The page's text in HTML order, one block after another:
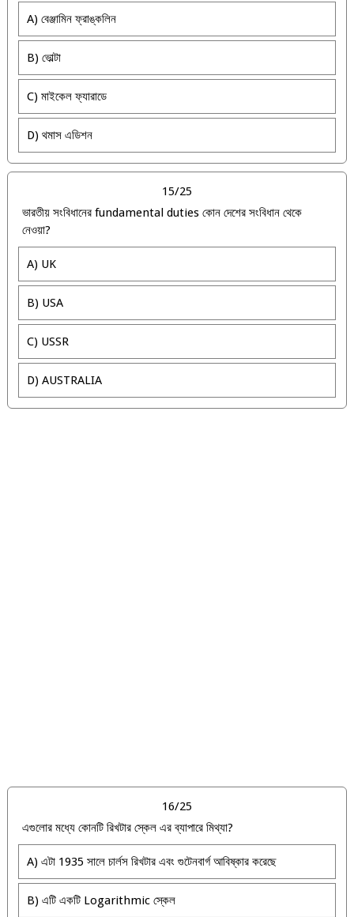
A) বেঞ্জামিন ফ্রাঙ্কলিন
B) ভোল্টা
C) মাইকেল ফ্যারাডে
D) থমাস এডিশন
15/25
ভারতীয় সংবিধানের fundamental duties কোন দেশের সংবিধান থেকে
নেওয়া?
A) UK
B) USA
C) USSR
D) AUSTRALIA
16/25
এগুলোর মধ্যে কোনটি রিখটার স্কেল এর ব্যাপারে মিথ্যা?
A) এটা 1935 সালে চার্লস রিখটার এবং গুটেনবার্গ আবিষ্কার করেছে
B) এটি একটি Logarithmic স্কেল